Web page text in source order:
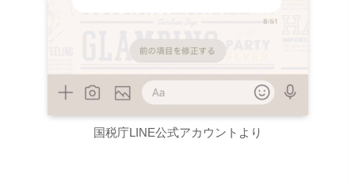
国税庁LINE公式アカウントより